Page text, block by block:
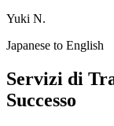
Yuki N.
Japanese to English
Servizi di
Successo